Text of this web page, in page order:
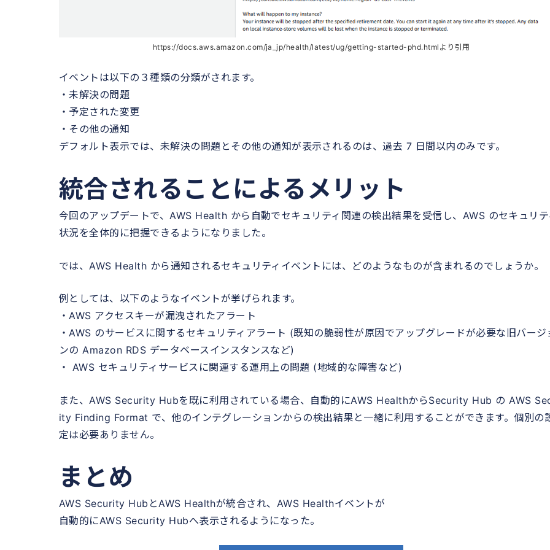
https://docs.aws.amazon.com/ja_jp/health/latest/ug/getting-started-phd.htmlより引用
イベントは以下の３種類の分類がされます。
・未解決の問題
・予定された変更
・その他の通知
デフォルト表示では、未解決の問題とその他の通知が表示されるのは、過去 7 日間以内のみです。
統合されることによるメリット
今回のアップデートで、AWS Health から自動でセキュリティ関連の検出結果を受信し、AWS のセキュリ
状況を全体的に把握できるようになりました。
では、AWS Health から通知されるセキュリティイベントには、どのようなものが含まれるのでしょうか。
例としては、以下のようなイベントが挙げられます。
・AWS アクセスキーが漏洩されたアラート
・AWS のサービスに関するセキュリティアラート (既知の脆弱性が原因でアップグレードが必要な旧バージ
ンの Amazon RDS データベースインスタンスなど)
・ AWS セキュリティサービスに関連する運用上の問題 (地域的な障害など)
また、AWS Security Hubを既に利用されている場合、自動的にAWS HealthからSecurity Hub の AWS
ity Finding Format で、他のインテグレーションからの検出結果と一緒に利用することができます。個別の
定は必要ありません。
まとめ
AWS Security HubとAWS Healthが統合され、AWS Healthイベントが
自動的にAWS Security Hubへ表示されるようになった。